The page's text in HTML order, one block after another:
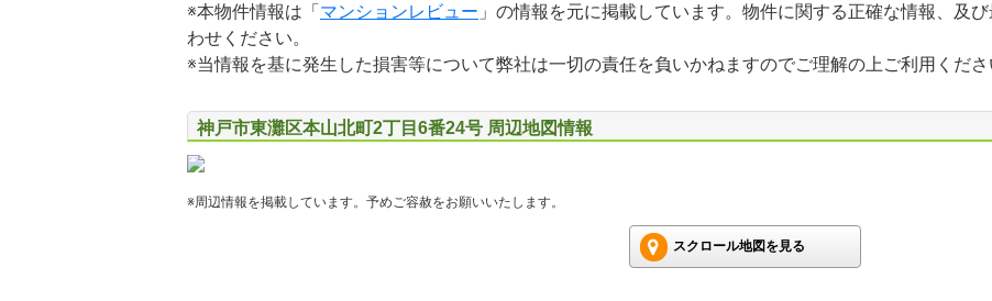
※本物件情報は「 マンションレビュー 」の情報を元に掲載しています。物件に関する正確な情報、及
わせください。
※当情報を基に発生した損害等について弊社は一切の責任を負いかねますのでご理解の上ご利用くださ
神戸市東灘区本山北町2丁目6番24号 周辺地図情報
※周辺情報を掲載しています。予めご容赦をお願いいたします。
スクロール地図を見る